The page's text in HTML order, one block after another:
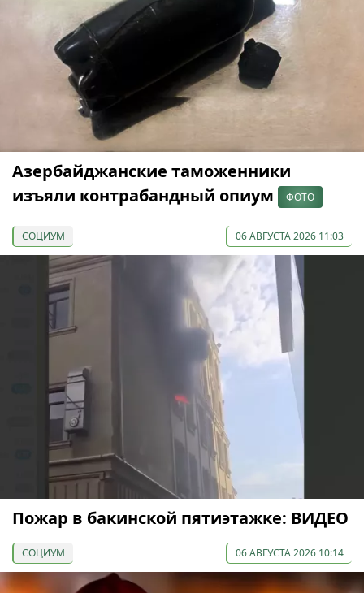
Азербайджанские таможенники
изъяли контрабандный опиум
ФОТО
СОЦИУМ 06 АВГУСТА 2026 11:03
Пожар в бакинской пятиэтажке: ВИДЕО
СОЦИУМ 06 АВГУСТА 2026 10:14